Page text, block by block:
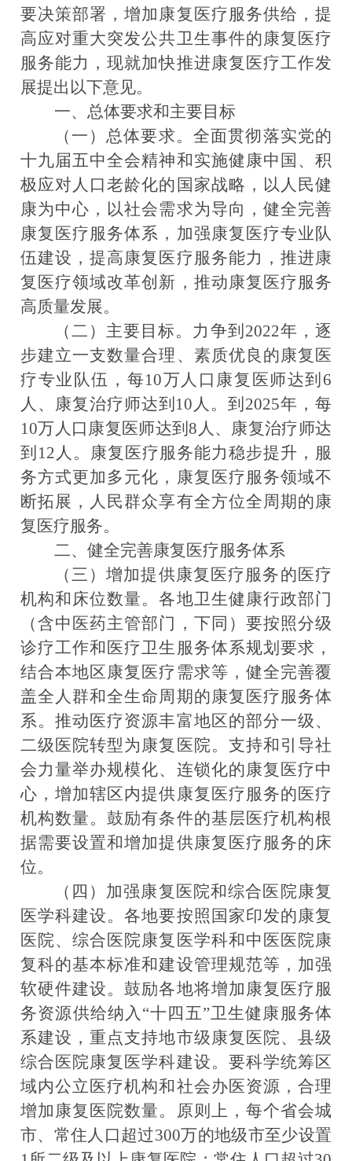
要决策部署，增加康复医疗服务供给，提
高应对重大突发公共卫生事件的康复医疗
服务能力，现就加快推进康复医疗工作发
展提出以下意见。
一、总体要求和主要目标
（一）总体要求。 全面贯彻落实党的
十九届五中全会精神和实施健康中国、积
极应对人口老龄化的国家战略，以人民健
康为中心，以社会需求为导向，健全完善
康复医疗服务体系，加强康复医疗专业队
伍建设，提高康复医疗服务能力，推进康
复医疗领域改革创新，推动康复医疗服务
高质量发展。
（二）主要目标。 力争到2022年，逐
步建立一支数量合理、素质优良的康复医
疗专业队伍，每10万人口康复医师达到6
人、康复治疗师达到10人。到2025年，每
10万人口康复医师达到8人、康复治疗师达
到12人。康复医疗服务能力稳步提升，服
务方式更加多元化，康复医疗服务领域不
断拓展，人民群众享有全方位全周期的康
复医疗服务。
二、健全完善康复医疗服务体系
（三）增加提供康复医疗服务的医疗
机构和床位数量。各地卫生健康行政部门
（含中医药主管部门，下同）要按照分级
诊疗工作和医疗卫生服务体系规划要求，
结合本地区康复医疗需求等，健全完善覆
盖全人群和全生命周期的康复医疗服务体
系。推动医疗资源丰富地区的部分一级、
二级医院转型为康复医院。支持和引导社
会力量举办规模化、连锁化的康复医疗中
心，增加辖区内提供康复医疗服务的医疗
机构数量。鼓励有条件的基层医疗机构根
据需要设置和增加提供康复医疗服务的床
位。
（四）加强康复医院和综合医院康复
医学科建设。各地要按照国家印发的康复
医院、综合医院康复医学科和中医医院康
复科的基本标准和建设管理规范等，加强
软硬件建设。鼓励各地将增加康复医疗服
务资源供给纳入“十四五”卫生健康服务体
系建设，重点支持地市级康复医院、县级
综合医院康复医学科建设。要科学统筹区
域内公立医疗机构和社会办医资源，合理
增加康复医院数量。原则上，每个省会城
市、常住人口超过300万的地级市至少设置